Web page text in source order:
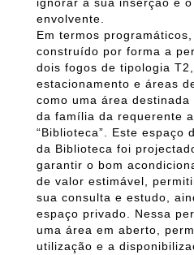
envolvente.
Em termos
construído por forma a
dois fogos de tipologia
estacionamento e áreas
como uma área
da família da requerente
“Biblioteca”. Este espaço
da Biblioteca foi
garantir o bom
de valor estimável,
sua consulta e estudo,
espaço privado. Nessa
uma área em aberto,
utilização e a